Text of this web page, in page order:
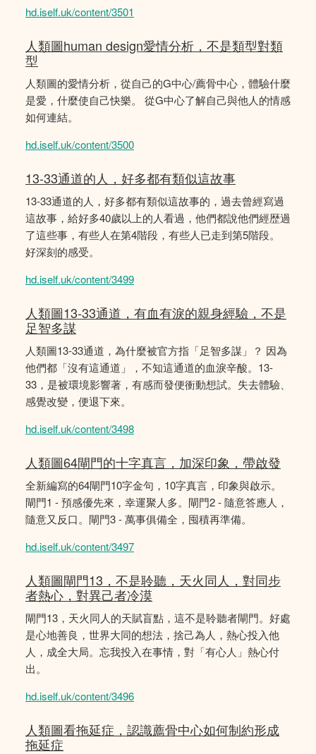
hd.iself.uk/content/3501
人類圖human design愛情分析，不是類型對類
型
人類圖的愛情分析，從自己的G中心/薦骨中心，體驗什麼
是愛，什麼使自己快樂。 從G中心了解自己與他人的情感
如何連結。
hd.iself.uk/content/3500
13-33通道的人，好多都有類似這故事
13-33通道的人，好多都有類似這故事的，過去曾經寫過
這故事，給好多40歲以上的人看過，他們都說他們經歴過
了這些事，有些人在第4階段，有些人已走到第5階段。
好深刻的感受。
hd.iself.uk/content/3499
人類圖13-33通道，有血有淚的親身經驗，不是
足智多謀
人類圖13-33通道，為什麼被官方指「足智多謀」？ 因為
他們都「沒有這通道」，不知這通道的血淚辛酸。13-
33，是被環境影響著，有感而發便衝動想試。失去體驗、
感覺改變，便退下來。
hd.iself.uk/content/3498
人類圖64閘門的十字真言，加深印象，帶啟發
全新編寫的64閘門10字金句，10字真言，印象與啟示。
閘門1 - 預感優先來，幸運聚人多。閘門2 - 隨意答應人，
隨意又反口。閘門3 - 萬事俱備全，囤積再準備。
hd.iself.uk/content/3497
人類圖閘門13，不是聆聽，天火同人，對同步
者熱心，對異己者冷漠
閘門13，天火同人的天賦盲點，這不是聆聽者閘門。好處
是心地善良，世界大同的想法，捨己為人，熱心投入他
人，成全大局。忘我投入在事情，對「有心人」熱心付
出。
hd.iself.uk/content/3496
人類圖看拖延症，認識薦骨中心如何制約形成
拖延症